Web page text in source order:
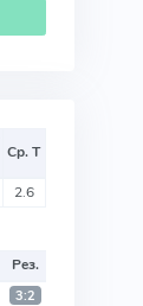
Ср. Т
2.6
Рез.
3:2